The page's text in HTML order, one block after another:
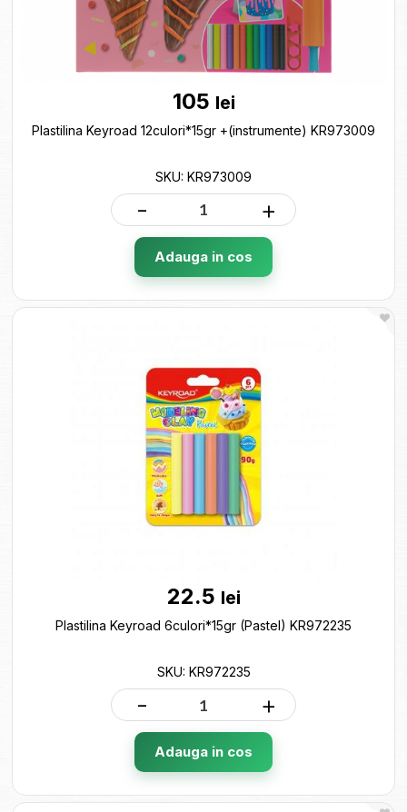
105 lei
Plastilina Keyroad 12culori*15gr +(instrumente) KR973009
SKU: KR973009
- +
Adauga in cos
22.5 lei
Plastilina Keyroad 6culori*15gr (Pastel) KR972235
SKU: KR972235
- +
Adauga in cos